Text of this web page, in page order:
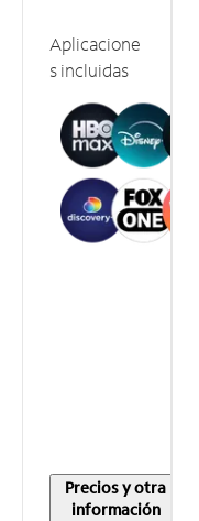
Aplicacione
s incluidas
Precios y otra
información